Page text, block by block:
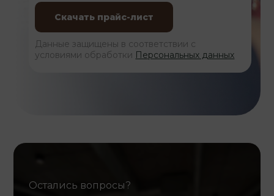
Данные защищены в соответствии с
условиями обработки Персональных данных
Остались вопросы?